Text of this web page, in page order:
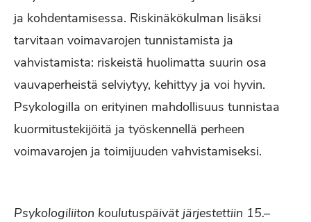
ja kohdentamisessa. Riskinäkökulman lisäksi
tarvitaan voimavarojen tunnistamista ja
vahvistamista: riskeistä huolimatta suurin osa
vauvaperheistä selviytyy, kehittyy ja voi hyvin.
Psykologilla on erityinen mahdollisuus tunnistaa
kuormitustekijöitä ja työskennellä perheen
voimavarojen ja toimijuuden vahvistamiseksi.
Psykologiliiton koulutuspäivät järjestettiin 15.–